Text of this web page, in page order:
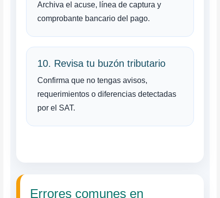
Archiva el acuse, línea de captura y
comprobante bancario del pago.
10. Revisa tu buzón tributario
Confirma que no tengas avisos,
requerimientos o diferencias detectadas
por el SAT.
Errores comunes en